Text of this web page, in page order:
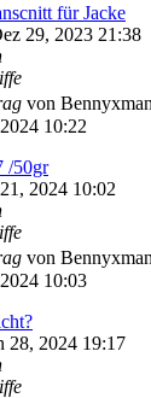
für Jacke
29, 2023 21:38
von Bennyxman
10:22
/50gr
2024 10:02
von Bennyxman
10:03
28, 2024 19:17